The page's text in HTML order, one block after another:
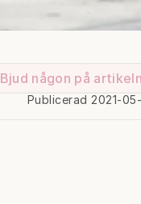
Bjud någon på artikeln
Publicerad 2021-